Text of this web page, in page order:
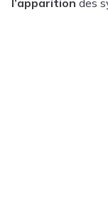
l’apparition des